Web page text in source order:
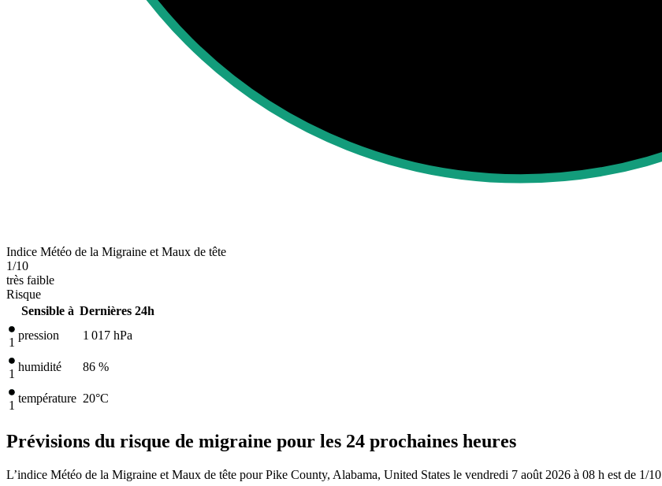
Indice Météo de la Migraine et Maux de tête
1/10
très faible
Risque
Sensible à Dernières 24h
1
pression 1 017 hPa
1
humidité 86 %
1
température 20°C
Prévisions du risque de migraine pour les 24 prochaines heures
L’indice Météo de la Migraine et Maux de tête pour Pike County, Alabama, United States le vendredi 7 août 2026 à 08 h est de 1/10